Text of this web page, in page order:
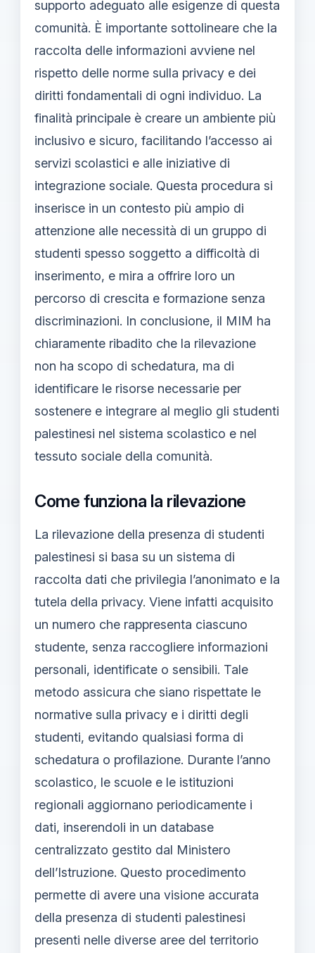
supporto adeguato alle esigenze di questa
comunità. È importante sottolineare che la
raccolta delle informazioni avviene nel
rispetto delle norme sulla privacy e dei
diritti fondamentali di ogni individuo. La
finalità principale è creare un ambiente più
inclusivo e sicuro, facilitando l’accesso ai
servizi scolastici e alle iniziative di
integrazione sociale. Questa procedura si
inserisce in un contesto più ampio di
attenzione alle necessità di un gruppo di
studenti spesso soggetto a difficoltà di
inserimento, e mira a offrire loro un
percorso di crescita e formazione senza
discriminazioni. In conclusione, il MIM ha
chiaramente ribadito che la rilevazione
non ha scopo di schedatura, ma di
identificare le risorse necessarie per
sostenere e integrare al meglio gli studenti
palestinesi nel sistema scolastico e nel
tessuto sociale della comunità.
Come funziona la rilevazione
La rilevazione della presenza di studenti
palestinesi si basa su un sistema di
raccolta dati che privilegia l’anonimato e la
tutela della privacy. Viene infatti acquisito
un numero che rappresenta ciascuno
studente, senza raccogliere informazioni
personali, identificate o sensibili. Tale
metodo assicura che siano rispettate le
normative sulla privacy e i diritti degli
studenti, evitando qualsiasi forma di
schedatura o profilazione. Durante l’anno
scolastico, le scuole e le istituzioni
regionali aggiornano periodicamente i
dati, inserendoli in un database
centralizzato gestito dal Ministero
dell’Istruzione. Questo procedimento
permette di avere una visione accurata
della presenza di studenti palestinesi
presenti nelle diverse aree del territorio